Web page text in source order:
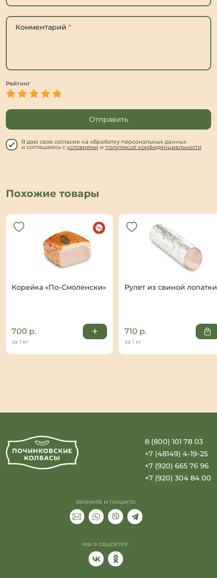
Комментарий *
Рейтинг
Отправить
Я даю свое согласие на обработку персональных данных
и соглашаюсь с условиями и политикой конфиденциальности
Похожие товары
Корейка «По-Смоленски»
700 р.
за 1 кг
+
Рулет из свиной лопатки
710 р.
за 1 кг
8 (800) 101 78 03
+7 (48149) 4-19-25
+7 (920) 665 76 96
+7 (920) 304 84 00
звоните и пишите:
мы в соцсетях: